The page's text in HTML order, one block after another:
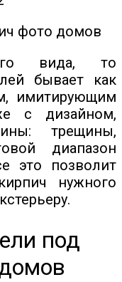
фото домов
вида, то
бывает как
имитирующим
с дизайном,
трещины,
диапазон
это позволит
нужного
под